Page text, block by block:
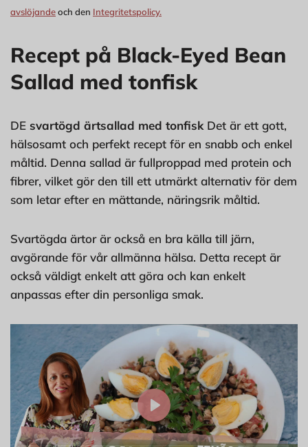
avslöjandeoch den Integritetspolicy.
Recept på Black-Eyed Bean
Sallad med tonfisk
DE svartögd ärtsallad med tonfiskDet är ett gott,
hälsosamt och perfekt recept för en snabb och enkel
måltid. Denna sallad är fullproppad med protein och
fibrer, vilket gör den till ett utmärkt alternativ för dem
som letar efter en mättande, näringsrik måltid.
Svartögda ärtor är också en bra källa till järn,
avgörande för vår allmänna hälsa. Detta recept är
också väldigt enkelt att göra och kan enkelt
anpassas efter din personliga smak.